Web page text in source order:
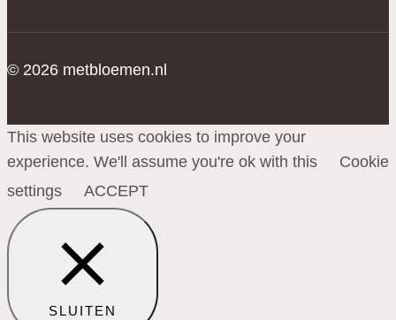
© 2026 metbloemen.nl
This website uses cookies to improve your
experience. We'll assume you're ok with this
Cookie
settings
ACCEPT
SLUITEN